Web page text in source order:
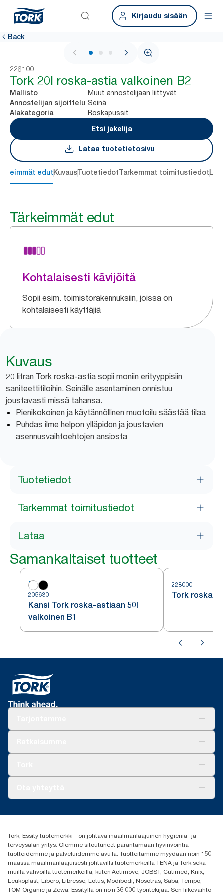
Kirjaudu sisään
Back
1 / 3
226100
Tork 20l roska-astia valkoinen B2
Mallisto Muut annostelijaan liittyvät
Annostelijan sijoittelu Seinä
Alakategoria
Roskapussit
Etsi jakelija
Lataa tuotetietosivu
edutKuvausTuotetiedotTarkemmat toimitustiedot
Tärkeimmät edut
Kohtalaisesti kävijöitä
Sopii esim. toimistorakennuksiin, joissa on
kohtalaisesti käyttäjiä
Kuvaus
20 litran Tork roska-astia sopii moniin erityyppisiin
saniteettitiloihin. Seinälle asentaminen onnistuu
joustavasti missä tahansa.
Pienikokoinen ja käytännöllinen muotoilu säästää tilaa
Puhdas ilme helpon ylläpidon ja joustavien
asennusvaihtoehtojen ansiosta
Tuotetiedot
Tarkemmat toimitustiedot
Lataa
Samankaltaiset tuotteet
205630
Kansi Tork roska-astiaan 50l
valkoinen B1
228000
Tork roska-
(+358) 9 5068 8222
Oy Essity Finland Ab
Revontulenkuja 1
02100 Espoo
Tork, Essity tuotemerkki - on johtava maailmanlaajuinen hygienia- ja
terveysalan yritys. Olemme sitoutuneet parantamaan hyvinvointia
tuotteidemme ja palveluidemme avulla. Tuotteitamme myydään noin 150
maassa maailmanlaajuisesti johtavilla tuotemerkeillä TENA ja Tork sekä
muilla vahvoilla tuotemerkeillä, kuten Actimove, JOBST, Cutimed, Knix,
Leukoplast, Libero, Libresse, Lotus, Modibodi, Nosotras, Saba, Tempo,
TOM Organic ja Zewa. Essityllä on noin 36 000 työntekijää. Sen liikevaihto